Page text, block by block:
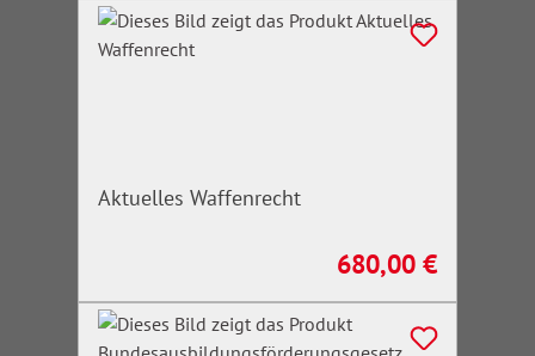
Aktuelles Waffenrecht
Regulärer Preis:
680,00 €